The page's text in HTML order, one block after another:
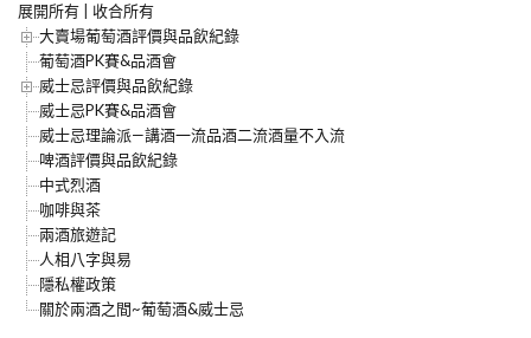
展開所有
收合所有
大賣場葡萄酒評價與品飲紀錄
葡萄酒PK賽&品酒會
威士忌評價與品飲紀錄
威士忌PK賽&品酒會
威士忌理論派—講酒一流品酒二流酒量不入流
啤酒評價與品飲紀錄
中式烈酒
咖啡與茶
兩酒旅遊記
人相八字與易
隱私權政策
關於兩酒之間~葡萄酒&威士忌